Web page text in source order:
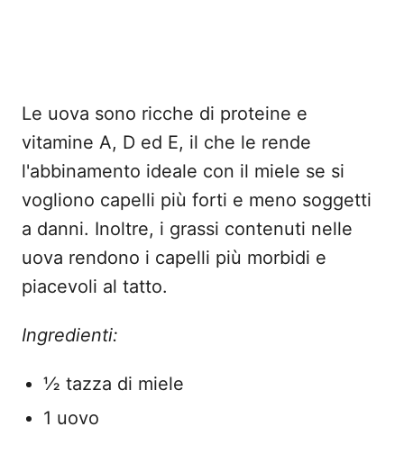
Le uova sono ricche di proteine e
vitamine A, D ed E, il che le rende
l'abbinamento ideale con il miele se si
vogliono capelli più forti e meno soggetti
a danni. Inoltre, i grassi contenuti nelle
uova rendono i capelli più morbidi e
piacevoli al tatto.
Ingredienti:
½ tazza di miele
1 uovo